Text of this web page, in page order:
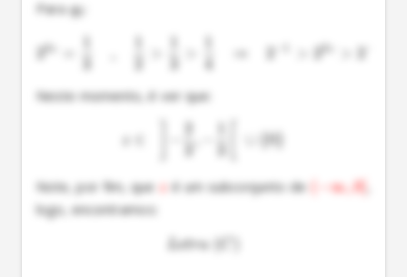
Para q
2 ⇒ 2
Neste momento, é ver que:
Note, por fim, que é um subconjunto de ∞ 0]
logo, encontramos:
e a